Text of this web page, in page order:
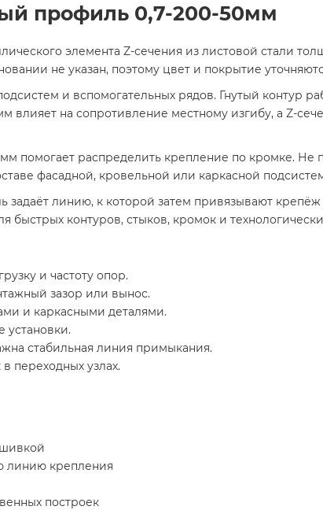
профиль 0,7-200-50мм
элемента Z-сечения из листовой стали
не указан, поэтому цвет и покрытие
и вспомогательных рядов. Гнутый контур
на сопротивление местному изгибу, а Z-
помогает распределить крепление по кромке. Не
фасадной, кровельной или каркасной
задаёт линию, к которой затем привязывают
контуров, стыков, кромок и
и частоту опор.
зазор или вынос.
и каркасными деталями.
установки.
стабильная линия примыкания.
переходных узлах.
линию крепления
построек